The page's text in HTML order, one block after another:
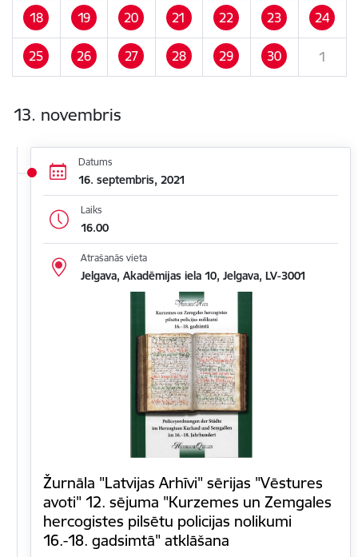
18 19 20 21 22 23 24
25 26 27 28 29 30 1
13. novembris
Datums
16. septembris, 2021
Laiks
16.00
Atrašanās vieta
Jelgava, Akadēmijas iela 10, Jelgava, LV-3001
Žurnāla "Latvijas Arhīvi" sērijas "Vēstures
avoti" 12. sējuma "Kurzemes un Zemgales
hercogistes pilsētu policijas nolikumi
16.-18. gadsimtā" atklāšana